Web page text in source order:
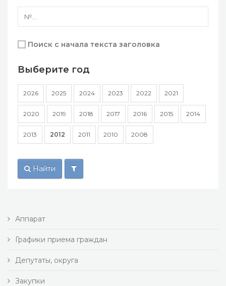
Поиск с начала текста заголовка
Выберите год
2026 2025 2024 2023 2022 2021
2020 2019 2018 2017 2016 2015 2014
2013 2012 2011 2010 2008
Найти
Аппарат
Графики приема граждан
Депутаты, округа
Закупки